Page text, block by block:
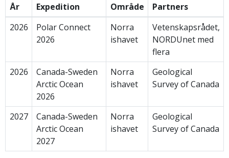
År Expedition Område
Partners
2026
Polar Connect
2026
Norra
ishavet
Vetenskapsrådet,
NORDUnet med
flera
2026
Canada-Sweden
Arctic Ocean
2026
Norra
ishavet
Geological
Survey of Canada
2027
Canada-Sweden
Arctic Ocean
2027
Norra
ishavet
Geological
Survey of Canada